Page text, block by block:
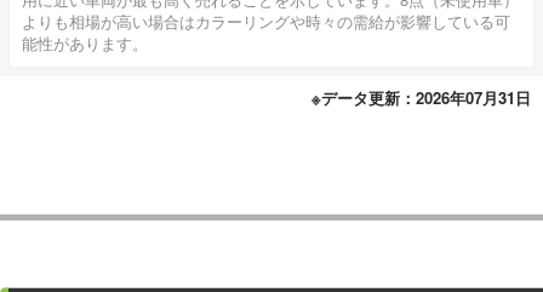
よりも相場が高い場合はカラーリングや時々の需給が影響している可
能性があります。
※データ更新：2026年07月31日